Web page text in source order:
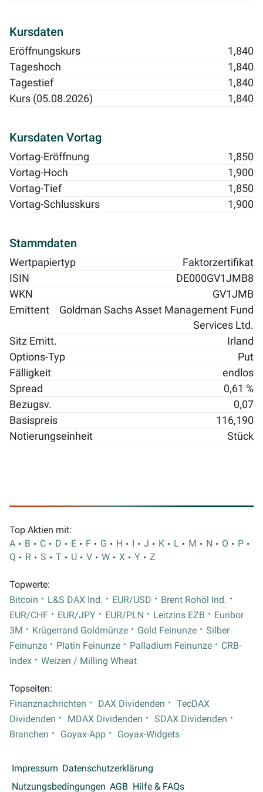
Kursdaten
Eröffnungskurs
1,840
Tageshoch
1,840
Tagestief
1,840
Kurs (05.08.2026)
1,840
Kursdaten Vortag
Vortag-Eröffnung
1,850
Vortag-Hoch
1,900
Vortag-Tief
1,850
Vortag-Schlusskurs
1,900
Stammdaten
Wertpapiertyp
Faktorzertifikat
ISIN
DE000GV1JMB8
WKN
GV1JMB
Emittent
Goldman Sachs Asset Management Fund
Services Ltd.
Sitz Emitt.
Irland
Options-Typ
Put
Fälligkeit
endlos
Spread
0,61 %
Bezugsv.
0,07
Basispreis
116,190
Notierungseinheit
Stück
Top Aktien mit:
A
B C D E F G H I J K L M N O
P
Q
R S T U V W X Y Z
Topwerte:
Bitcoin
L&S DAX Ind. EUR/USD
Brent Rohöl Ind.
EUR/CHF
EUR/JPY EUR/PLN Leitzins EZB
Euribor
3M
Krügerrand Goldmünze Gold Feinunze
Silber
Feinunze
Platin Feinunze Palladium Feinunze
CRB-
Index
Weizen / Milling Wheat
Topseiten:
Finanznachrichten
DAX Dividenden
TecDAX
Dividenden
MDAX Dividenden
SDAX Dividenden
Branchen
Goyax-App Goyax-Widgets
Impressum Datenschutzerklärung
Nutzungsbedingungen AGB Hilfe & FAQs